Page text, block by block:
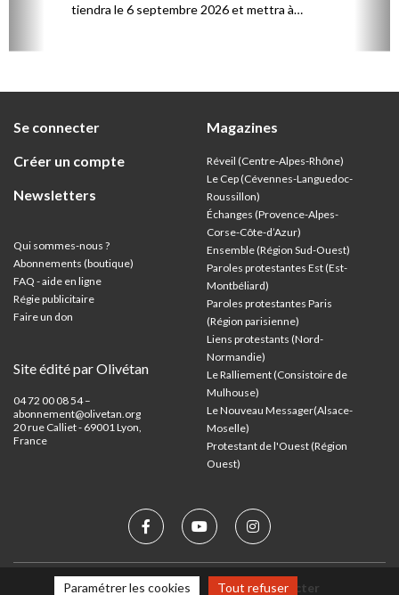
tiendra le 6 septembre 2026 et mettra à
Se connecter
Créer un compte
Newsletters
Qui sommes-nous ?
Abonnements (boutique)
FAQ - aide en ligne
Régie publicitaire
Faire un don
Site édité par Olivétan
04 72 00 08 54 –
abonnement@olivetan.org
20 rue Calliet - 69001 Lyon,
France
Magazines
Réveil (Centre-Alpes-Rhône)
Le Cep (Cévennes-Languedoc-
Roussillon)
Échanges (Provence-Alpes-
Corse-Côte-d’Azur)
Ensemble (Région Sud-Ouest)
Paroles protestantes Est (Est-
Montbéliard)
Paroles protestantes Paris
(Région parisienne)
Liens protestants (Nord-
Normandie)
Le Ralliement (Consistoire de
Mulhouse)
Le Nouveau Messager(Alsace-
Moselle)
Protestant de l'Ouest (Région
Ouest)
Mentions légales Nous contacter
Paramétrer les cookies Tout refuser